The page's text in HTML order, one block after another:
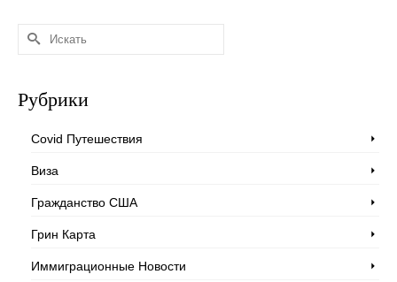
Искать:
Рубрики
Covid Путешествия
Виза
Гражданство США
Грин Карта
Иммиграционные Новости